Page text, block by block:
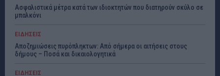
Ασφαλιστικά μέτρα κατά των ιδιοκτητών που διατηρούν σκύλο σε
μπαλκόνι
ΕΙΔΗΣΕΙΣ
Αποζημιώσεις πυρόπληκτων: Από σήμερα οι αιτήσεις στους
δήμους – Ποσά και δικαιολογητικά
ΕΙΔΗΣΕΙΣ